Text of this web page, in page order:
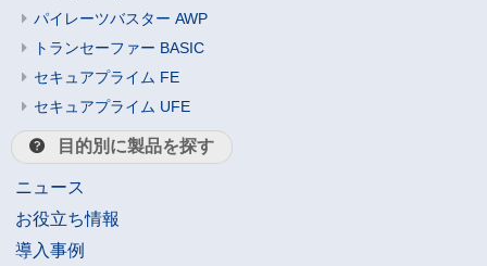
パイレーツバスター AWP
トランセーファー BASIC
セキュアプライム FE
セキュアプライム UFE
目的別に製品を探す
ニュース
お役立ち情報
導入事例